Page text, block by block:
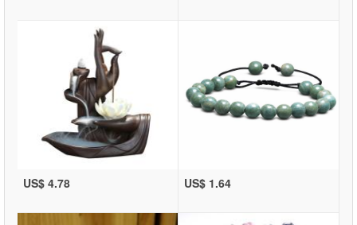
US$ 4.78 US$ 1.64